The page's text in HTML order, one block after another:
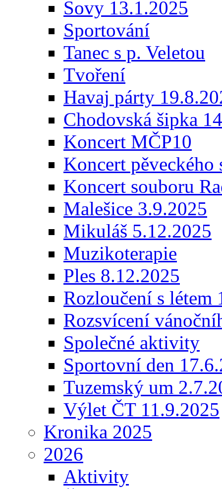
Sovy 13.1.2025
Sportování
Tanec s p. Veletou
Tvoření
Havaj párty
Chodovská šipka
Koncert MČP10
Koncert pěveckého
Koncert souboru
Malešice 3.9.2025
Mikuláš 5.12.2025
Muzikoterapie
Ples 8.12.2025
Rozloučení s létem
Rozsvícení
Společné aktivity
Sportovní den
Tuzemský um
Výlet ČT 11.9.2025
Kronika 2025
2026
Aktivity